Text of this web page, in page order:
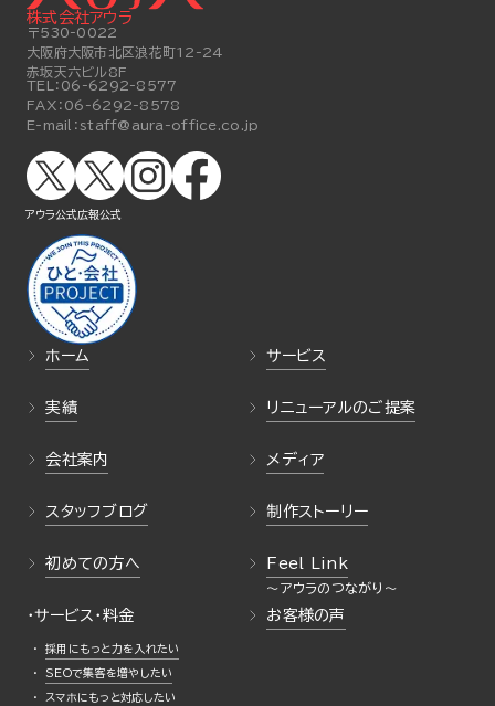
ホーム サービス
実績 リニューアルのご提案
会社案内 メディア
スタッフブログ 制作ストーリー
初めての方へ Feel Link
・サービス・料金
採用にもっと力を入れたい
SEOで集客を増やしたい
スマホにもっと対応したい
お客様の声
株式会社アウラ
〒530-0022
大阪府大阪市北区浪花町12-24
赤坂天六ビル8F
TEL： 06-6292-8577
FAX： 06-6292-8578
E-mail： staff@aura-office.co.jp
アウラ公式 広報公式